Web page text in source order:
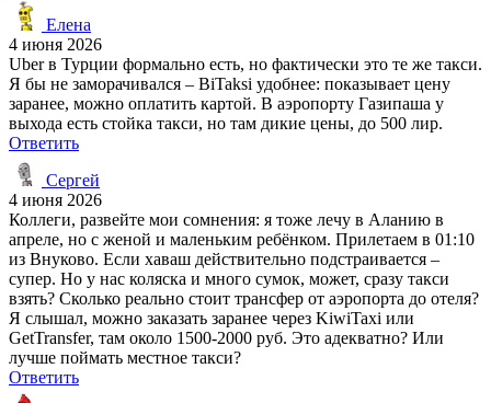
Елена
4 июня 2026
Uber в Турции формально есть, но фактически это те же такси.
Я бы не заморачивался – BiTaksi удобнее: показывает цену
заранее, можно оплатить картой. В аэропорту Газипаша у
выхода есть стойка такси, но там дикие цены, до 500 лир.
Ответить
Сергей
4 июня 2026
Коллеги, развейте мои сомнения: я тоже лечу в Аланию в
апреле, но с женой и маленьким ребёнком. Прилетаем в 01:10
из Внуково. Если хаваш действительно подстраивается –
супер. Но у нас коляска и много сумок, может, сразу такси
взять? Сколько реально стоит трансфер от аэропорта до отеля?
Я слышал, можно заказать заранее через KiwiTaxi или
GetTransfer, там около 1500-2000 руб. Это адекватно? Или
лучше поймать местное такси?
Ответить